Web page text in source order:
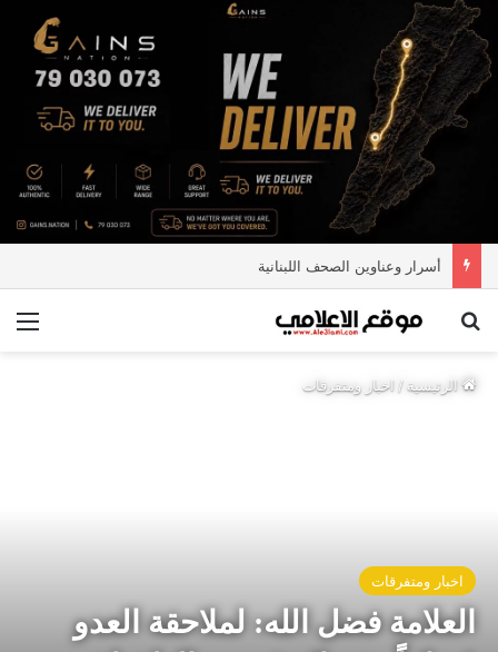
أسرار وعناوين الصحف اللبنانية
بحث عن
الرئيسية/ اخبار ومتفرقات
اخبار ومتفرقات
العلامة فضل الله: لملاحقة العدو